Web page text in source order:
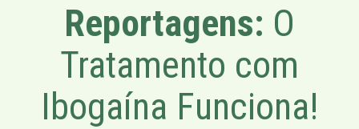
Reportagens: O
Tratamento com
Ibogaína Funciona!